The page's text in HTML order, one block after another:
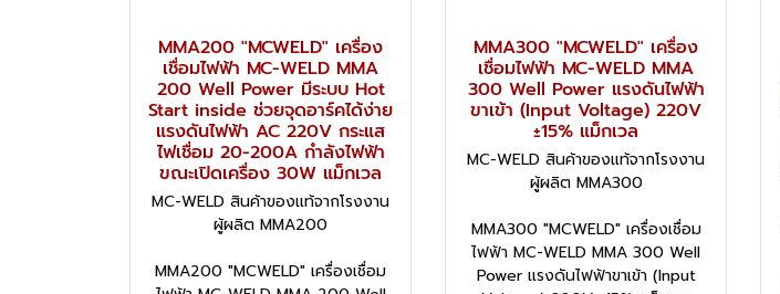
MMA200 "MCWELD" เครื่อง
เชื่อมไฟฟ้า MC-WELD MMA
200 Well Power มีระบบ Hot
Start inside ช่วยจุดอาร์คได้ง่าย
แรงดันไฟฟ้า AC 220V กระแส
ไฟเชื่อม 20-200A กำลังไฟฟ้า
ขณะเปิดเครื่อง 30W แม็กเวล
MC-WELD สินค้าของแท้จากโรงงาน
ผู้ผลิต MMA200
MMA200 "MCWELD" เครื่องเชื่อม
MMA300 "MCWELD" เครื่อง
เชื่อมไฟฟ้า MC-WELD MMA
300 Well Power แรงดันไฟฟ้า
ขาเข้า (Input Voltage) 220V
±15% แม็กเวล
MC-WELD สินค้าของแท้จากโรงงาน
ผู้ผลิต MMA300
MMA300 "MCWELD" เครื่องเชื่อม
ไฟฟ้า MC-WELD MMA 300 Well
Power แรงดันไฟฟ้าขาเข้า (Input